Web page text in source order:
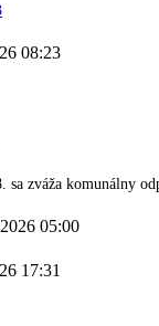
08:23
sa zváža komunálny
05:00
17:31